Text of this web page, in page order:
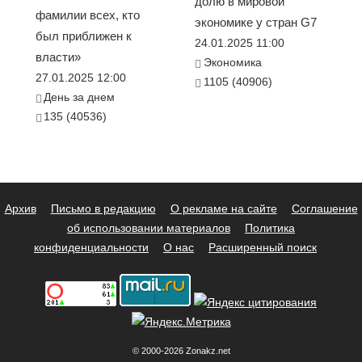
фамилии всех, кто
был приближен к
власти»
27.01.2025 12:00
День за днем
135 (40536)
экономике у стран G7
24.01.2025 11:00
Экономика
1105 (40906)
Архив Письмо в редакцию О рекламе на сайте
Соглашение
об использовании материалов
Политика
конфиденциальности
О нас Расширенный поиск
© 2000-2026 Zonakz.net